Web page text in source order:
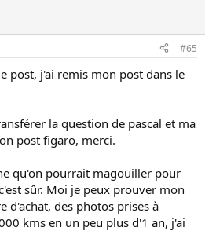
#65
post, j'ai remis mon post dans le
la question de pascal et ma
post figaro, merci.
qu'on pourrait magouiller pour
sûr. Moi je peux prouver mon
d'achat, des photos prises à
kms en un peu plus d'1 an, j'ai